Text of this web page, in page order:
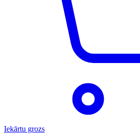
Iekārtu grozs